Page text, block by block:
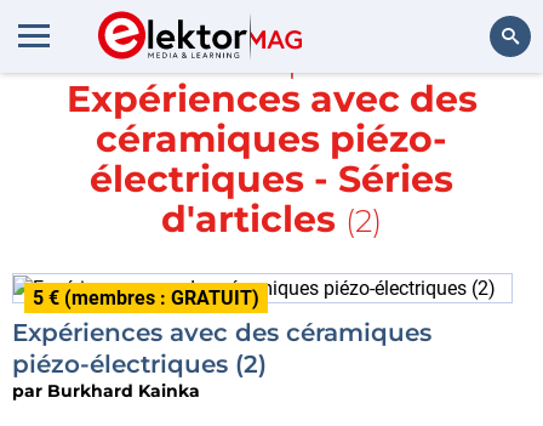
Rechercher
En savoir plus sur
Expériences avec des
céramiques piézo-
électriques - Séries
d'articles (2)
5 € (membres : GRATUIT)
Expériences avec des céramiques
piézo-électriques (2)
par Burkhard Kainka